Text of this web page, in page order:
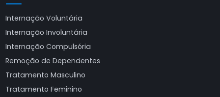
Internação Voluntária
Internação Involuntária
Internação Compulsória
Remoção de Dependentes
Tratamento Masculino
Tratamento Feminino